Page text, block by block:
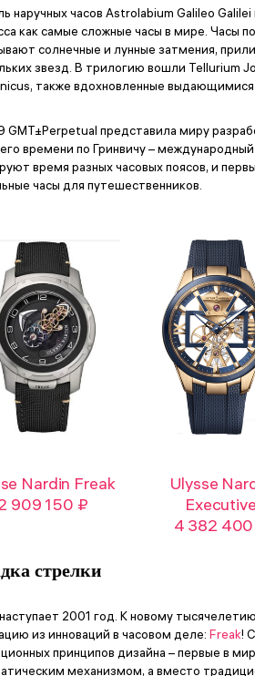
наручных часов Astrolabium Galileo
как самые сложные часы в мире. Часы
солнечные и лунные затмения,
звезд. В трилогию вошли Tellurium
также вдохновленные выдающимися
GMT±Perpetual представила миру
времени по Гринвичу –
время разных часовых поясов, и
часы для путешественников.
Nardin Freak
909 150 ₽
Ulysse
Executive
4 382
стрелки
2001 год. К новому
из инноваций в часовом деле:Freak!
принципов дизайна – первые в
механизмом, а вместо